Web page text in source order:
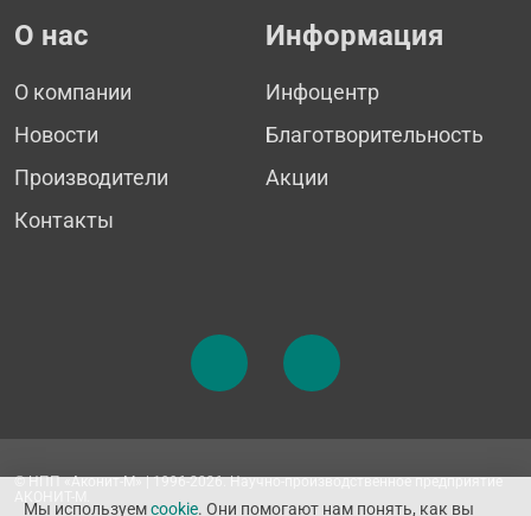
О нас
О компании
Новости
Производители
Контакты
Информация
Инфоцентр
Благотворительность
Акции
© НПП «Аконит-М» | 1996-2026. Научно-производственное предприятие
Мы используемcookie. Они помогают нам понять, как вы